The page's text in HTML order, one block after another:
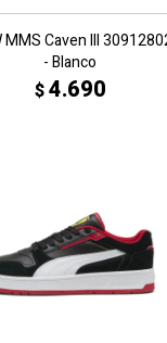
MMS Caven III
- Blanco
$4.690